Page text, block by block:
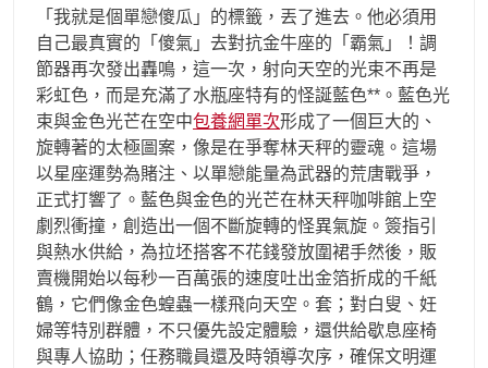
「我就是個單戀傻瓜」的標籤，丟了進去。他必須用
自己最真實的「傻氣」去對抗金牛座的「霸氣」！調
節器再次發出轟鳴，這一次，射向天空的光束不再是
彩虹色，而是充滿了水瓶座特有的怪誕藍色**。藍色光
束與金色光芒在空中包養網單次形成了一個巨大的、
旋轉著的太極圖案，像是在爭奪林天秤的靈魂。這場
以星座運勢為賭注、以單戀能量為武器的荒唐戰爭，
正式打響了。藍色與金色的光芒在林天秤咖啡館上空
劇烈衝撞，創造出一個不斷旋轉的怪異氣旋。簽指引
與熱水供給，為拉坯搭客不花錢發放圍裙手然後，販
賣機開始以每秒一百萬張的速度吐出金箔折成的千紙
鶴，它們像金色蝗蟲一樣飛向天空。套；對白叟、妊
婦等特別群體，不只優先設定體驗，還供給歇息座椅
與專人協助；任務職員還及時領導次序，確保文明運